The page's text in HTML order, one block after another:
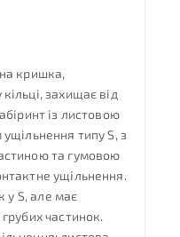
кришка,
захищає від
із листовою
типу S, з
та гумовою
ущільнення.
у S, але має
частинок.